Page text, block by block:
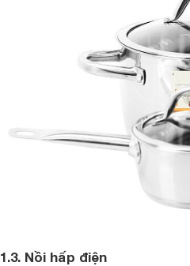
1.3. Nồi hấp điện